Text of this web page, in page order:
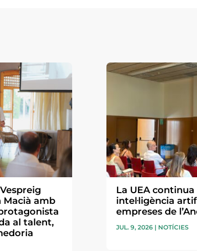
Macià amb
al talent,
La UEA
intel·ligència
empreses de
JUL. 9, 2026| NOTÍCIES